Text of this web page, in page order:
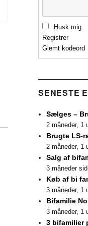
Husk mig
Registrer
Glemt kodeord
SENESTE
Sælges –
2 måneder, 1
Brugte LS-
2 måneder, 1
Salg af
3 måneder
Køb af bi
3 måneder, 1
Bifamilie
3 måneder, 1
3 bifamilier